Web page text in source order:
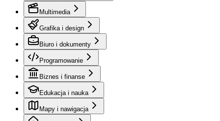
Multimedia
Grafika i design
Biuro i dokumenty
Programowanie
Biznes i finanse
Edukacja i nauka
Mapy i nawigacja